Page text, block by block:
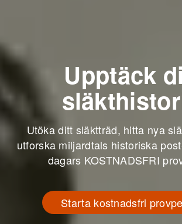
Upptäck
Utöka ditt släktträd, hitta nya
utforska miljardtals historiska
dagars KOSTNADSFRI
Starta kostnadsfri